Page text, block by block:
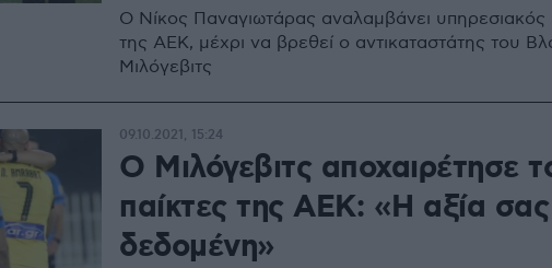
Ο Νίκος Παναγιωτάρας αναλαμβάνει υπηρεσιακός
της ΑΕΚ, μέχρι να βρεθεί ο αντικαταστάτης του
Μιλόγεβιτς
Ο Μιλόγεβιτς αποχαιρέτησε
παίκτες της ΑΕΚ: «Η αξία σας
δεδομένη»
09.10.2021, 15:24